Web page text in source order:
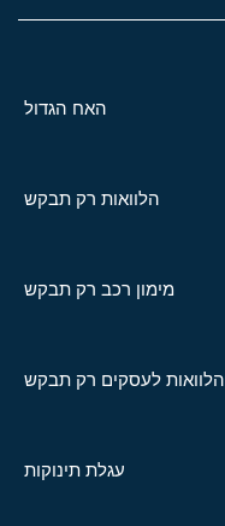
האח הגדול
הלוואות רק תבקש
מימון רכב רק תבקש
הלוואות לעסקים רק תבקש
עגלת תינוקות